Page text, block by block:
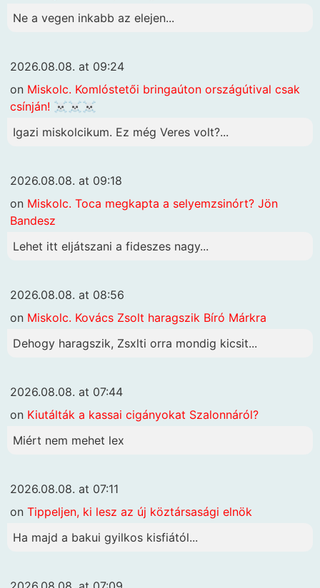
Ne a vegen inkabb az elejen...
2026.08.08. at 09:24
on Miskolc. Komlóstetői bringaúton országútival csak
csínján! ☠️☠️☠️
Igazi miskolcikum. Ez még Veres volt?...
2026.08.08. at 09:18
on Miskolc. Toca megkapta a selyemzsinórt? Jön
Bandesz
Lehet itt eljátszani a fideszes nagy...
2026.08.08. at 08:56
on Miskolc. Kovács Zsolt haragszik Bíró Márkra
Dehogy haragszik, Zsxlti orra mondig kicsit...
2026.08.08. at 07:44
on Kiutálták a kassai cigányokat Szalonnáról?
Miért nem mehet lex
2026.08.08. at 07:11
on Tippeljen, ki lesz az új köztársasági elnök
Ha majd a bakui gyilkos kisfiától...